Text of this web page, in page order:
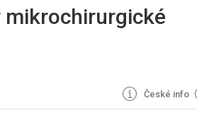
mikrochirurgické
České info